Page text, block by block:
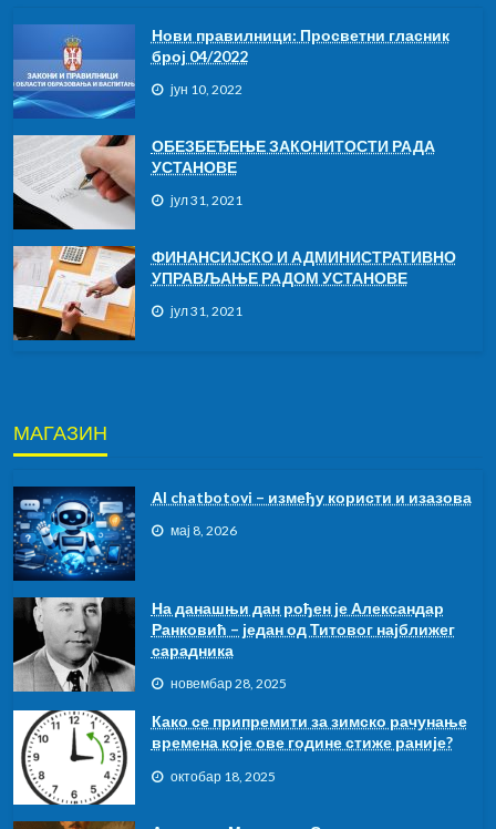
Нови правилници: Просветни гласник
број 04/2022
јун 10, 2022
ОБЕЗБЕЂЕЊЕ ЗАКОНИТОСТИ РАДА
УСТАНОВЕ
јул 31, 2021
ФИНАНСИЈСКО И АДМИНИСТРАТИВНО
УПРАВЉАЊЕ РАДОМ УСТАНОВЕ
јул 31, 2021
МАГАЗИН
АI chatbotovi – између користи и изазова
мај 8, 2026
На данашњи дан рођен је Александар
Ранковић – један од Титовог најближег
сарадника
новембар 28, 2025
Како се припремити за зимско рачунање
времена које ове године стиже раније?
октобар 18, 2025